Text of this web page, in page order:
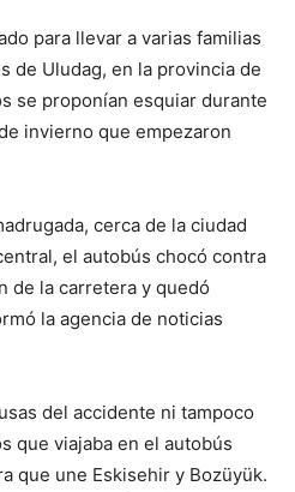
para llevar a varias familias
de Uludag, en la provincia de
se proponían esquiar durante
invierno que empezaron
cerca de la ciudad
el autobús chocó contra
de la carretera y quedó
la agencia de noticias
del accidente ni tampoco
que viajaba en el autobús
que une Eskisehir y Bozüyük.